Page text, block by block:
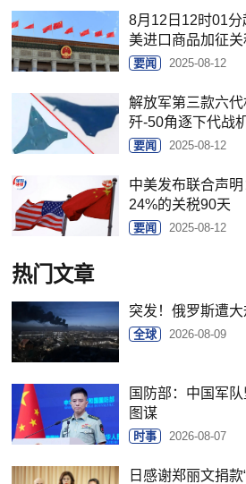
8月12日12时01
美进口商品加征
要闻 2025-08-12
解放军第三款六
歼-50角逐下代战
要闻 2025-08-12
中美发布联合声
24%的关税90天
要闻 2025-08-12
热门文章
突发！俄罗斯遭
全球 2026-08-09
国防部：中国军
图谋
时事 2026-08-07
日感谢郑丽文捐